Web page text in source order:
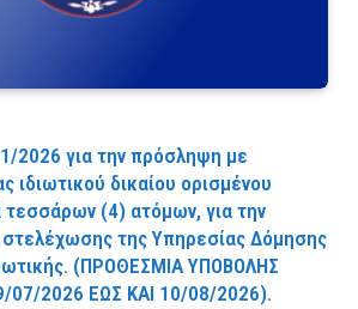
2026 για την πρόσληψη με
ιδιωτικού δικαίου ορισμένου
τεσσάρων (4) ατόμων, για την
της Υπηρεσίας Δόμησης
(ΠPOΘEΣMIA YΠOBOΛHΣ
07/2026 EΩΣ KAI 10/08/2026).